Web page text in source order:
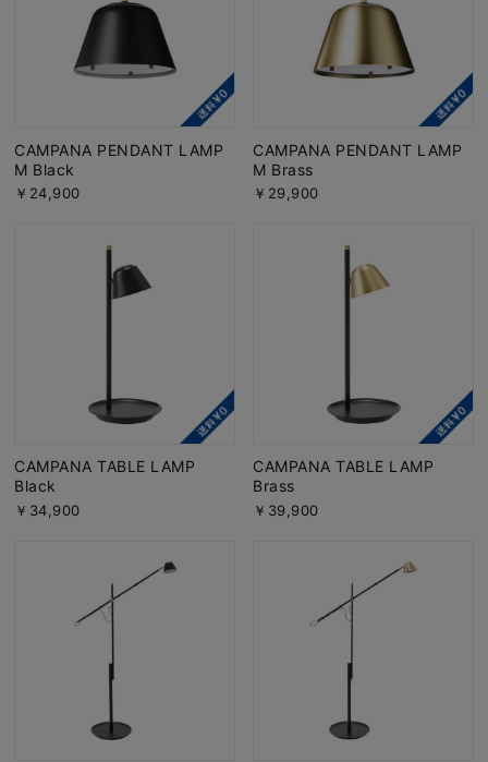
CAMPANA PENDANT LAMP
M Black
￥24,900
CAMPANA PENDANT LAMP
M Brass
￥29,900
CAMPANA TABLE LAMP
Black
￥34,900
CAMPANA TABLE LAMP
Brass
￥39,900